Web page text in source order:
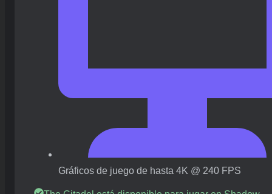
Gráficos de juego de hasta 4K @ 240 FPS